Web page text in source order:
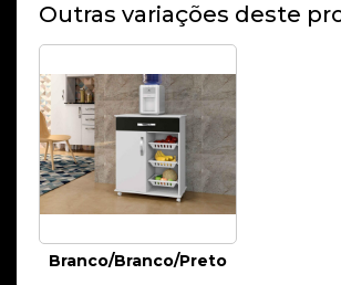
Outras variações deste
Branco/Branco/Preto